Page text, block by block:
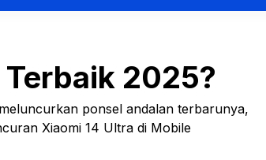
2025?
ponsel andalan terbarunya,
Xiaomi 14 Ultra di Mobile